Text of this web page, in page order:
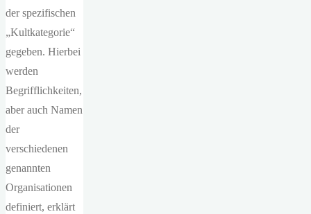
der spezifischen
„Kultkategorie“
gegeben. Hierbei
werden
Begrifflichkeiten,
aber auch Namen
der
verschiedenen
genannten
Organisationen
definiert, erklärt